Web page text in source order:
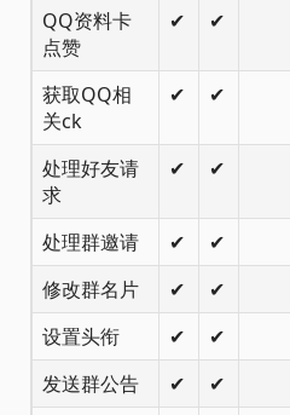
QQ资料卡
点赞
✔ ✔
获取QQ相
关ck
✔ ✔
处理好友请
求
✔ ✔
处理群邀请 ✔
✔
修改群名片
✔
✔
设置头衔
✔
✔
发送群公告
✔
✔